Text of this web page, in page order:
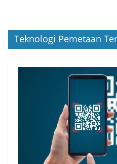
Teknologi Pemetaan